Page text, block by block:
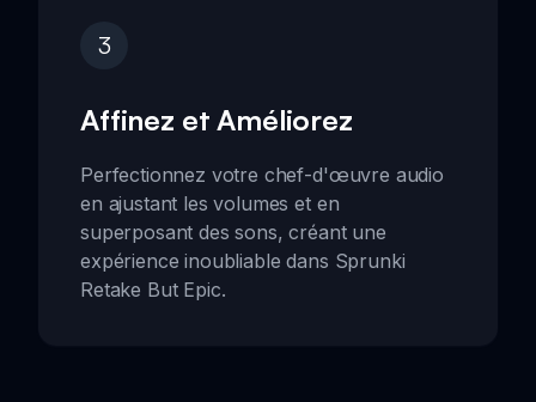
3
Affinez et Améliorez
Perfectionnez votre chef-d'œuvre audio
en ajustant les volumes et en
superposant des sons, créant une
expérience inoubliable dans Sprunki
Retake But Epic.